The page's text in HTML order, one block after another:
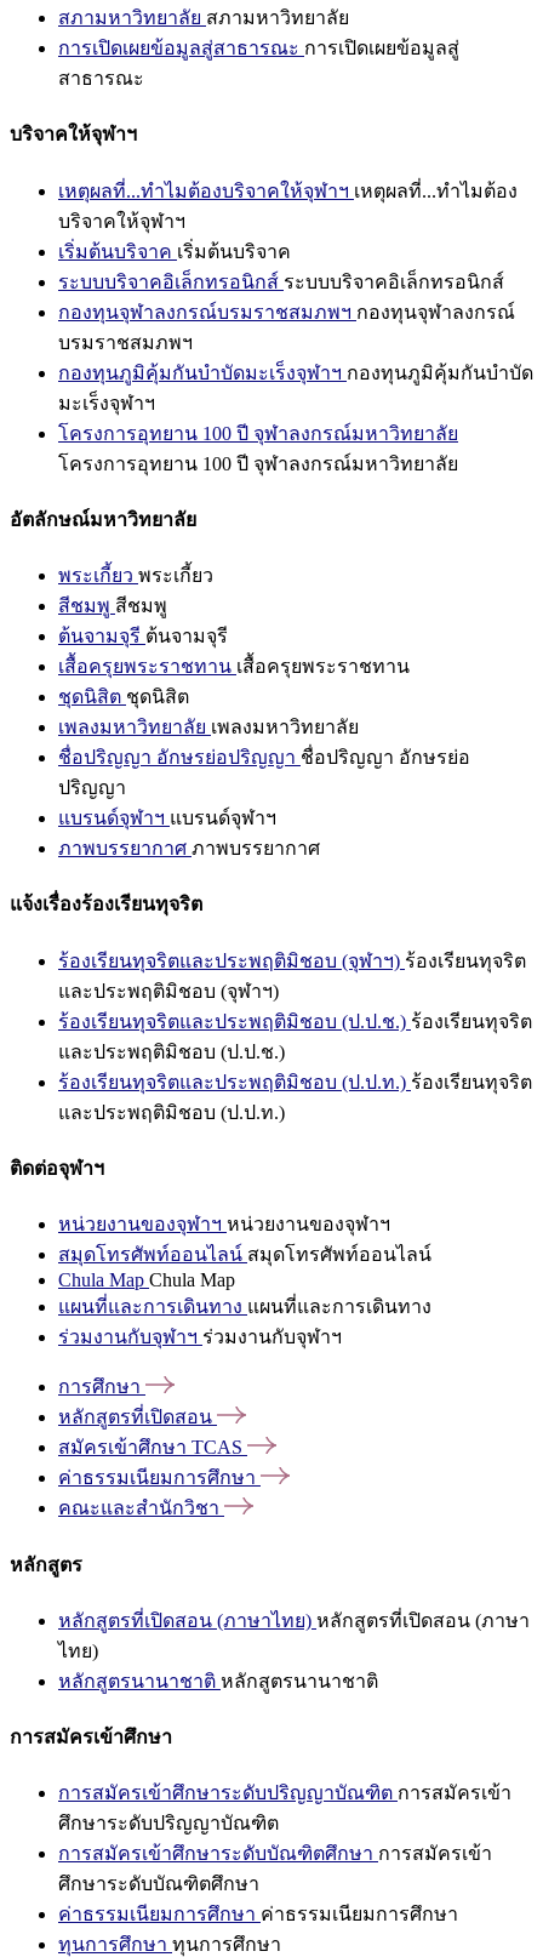
สภามหาวิทยาลัย สภามหาวิทยาลัย
การเปิดเผยข้อมูลสู่สาธารณะ การเปิดเผยข้อมูลสู่
สาธารณะ
บริจาคให้จุฬาฯ
เหตุผลที่...ทำไมต้องบริจาคให้จุฬาฯ เหตุผลที่...ทำไมต้อง
บริจาคให้จุฬาฯ
เริ่มต้นบริจาค เริ่มต้นบริจาค
ระบบบริจาคอิเล็กทรอนิกส์ ระบบบริจาคอิเล็กทรอนิกส์
กองทุนจุฬาลงกรณ์บรมราชสมภพฯ กองทุนจุฬาลงกรณ์
บรมราชสมภพฯ
กองทุนภูมิคุ้มกันบำบัดมะเร็งจุฬาฯ กองทุนภูมิคุ้มกันบำบัด
มะเร็งจุฬาฯ
โครงการอุทยาน 100 ปี จุฬาลงกรณ์มหาวิทยาลัย
โครงการอุทยาน 100 ปี จุฬาลงกรณ์มหาวิทยาลัย
อัตลักษณ์มหาวิทยาลัย
พระเกี้ยว พระเกี้ยว
สีชมพู สีชมพู
ต้นจามจุรี ต้นจามจุรี
เสื้อครุยพระราชทาน เสื้อครุยพระราชทาน
ชุดนิสิต ชุดนิสิต
เพลงมหาวิทยาลัย เพลงมหาวิทยาลัย
ชื่อปริญญา อักษรย่อปริญญา ชื่อปริญญา อักษรย่อ
ปริญญา
แบรนด์จุฬาฯ แบรนด์จุฬาฯ
ภาพบรรยากาศ ภาพบรรยากาศ
แจ้งเรื่องร้องเรียนทุจริต
ร้องเรียนทุจริตและประพฤติมิชอบ (จุฬาฯ) ร้องเรียนทุจริต
และประพฤติมิชอบ (จุฬาฯ)
ร้องเรียนทุจริตและประพฤติมิชอบ (ป.ป.ช.) ร้องเรียนทุจริต
และประพฤติมิชอบ (ป.ป.ช.)
ร้องเรียนทุจริตและประพฤติมิชอบ (ป.ป.ท.) ร้องเรียนทุจริต
และประพฤติมิชอบ (ป.ป.ท.)
ติดต่อจุฬาฯ
หน่วยงานของจุฬาฯ หน่วยงานของจุฬาฯ
สมุดโทรศัพท์ออนไลน์ สมุดโทรศัพท์ออนไลน์
Chula Map Chula Map
แผนที่และการเดินทาง แผนที่และการเดินทาง
ร่วมงานกับจุฬาฯ ร่วมงานกับจุฬาฯ
การศึกษา
หลักสูตรที่เปิดสอน
สมัครเข้าศึกษา TCAS
ค่าธรรมเนียมการศึกษา
คณะและสำนักวิชา
หลักสูตร
หลักสูตรที่เปิดสอน (ภาษาไทย) หลักสูตรที่เปิดสอน (ภาษา
ไทย)
หลักสูตรนานาชาติ หลักสูตรนานาชาติ
การสมัครเข้าศึกษา
การสมัครเข้าศึกษาระดับปริญญาบัณฑิต การสมัครเข้า
ศึกษาระดับปริญญาบัณฑิต
การสมัครเข้าศึกษาระดับบัณฑิตศึกษา การสมัครเข้า
ศึกษาระดับบัณฑิตศึกษา
ค่าธรรมเนียมการศึกษา ค่าธรรมเนียมการศึกษา
ทุนการศึกษา ทุนการศึกษา